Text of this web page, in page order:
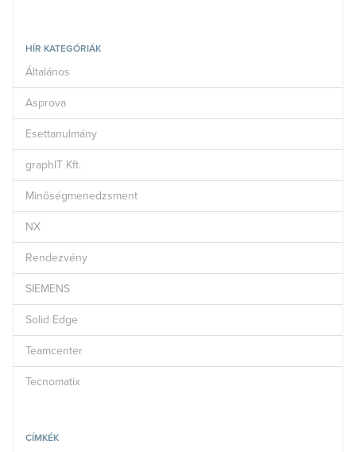
HÍR KATEGÓRIÁK
Általános
Asprova
Esettanulmány
graphIT Kft.
Minőségmenedzsment
NX
Rendezvény
SIEMENS
Solid Edge
Teamcenter
Tecnomatix
CÍMKÉK